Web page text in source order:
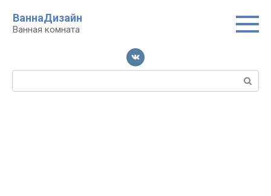
контенту
ВаннаДизайн
Ванная комната
Поиск: